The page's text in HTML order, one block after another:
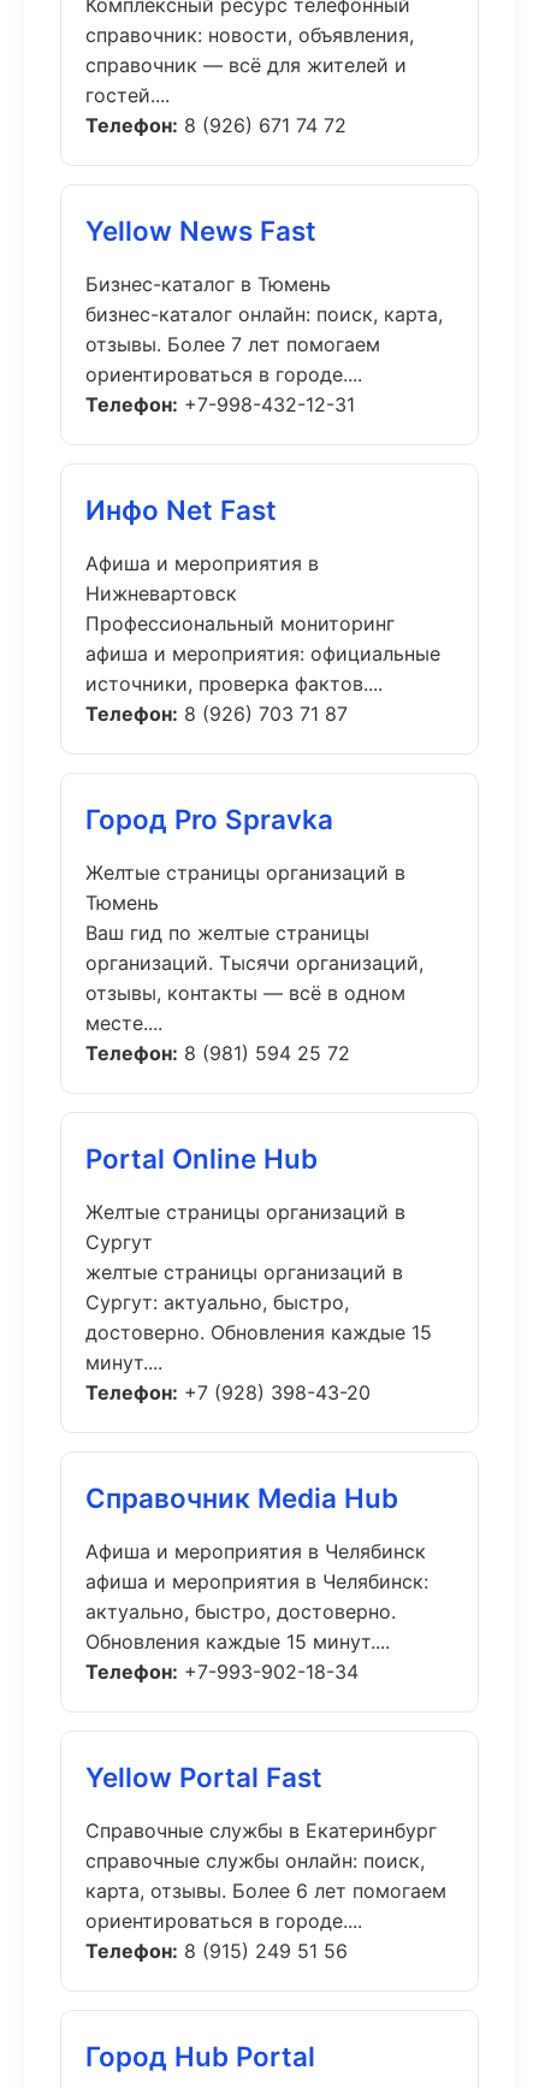
Комплексный ресурс телефонный
справочник: новости, объявления,
справочник — всё для жителей и
гостей....
Телефон: 8 (926) 671 74 72
Yellow News Fast
Бизнес-каталог в Тюмень
бизнес-каталог онлайн: поиск, карта,
отзывы. Более 7 лет помогаем
ориентироваться в городе....
Телефон: +7-998-432-12-31
Инфо Net Fast
Афиша и мероприятия в
Нижневартовск
Профессиональный мониторинг
афиша и мероприятия: официальные
источники, проверка фактов....
Телефон: 8 (926) 703 71 87
Город Pro Spravka
Желтые страницы организаций в
Тюмень
Ваш гид по желтые страницы
организаций. Тысячи организаций,
отзывы, контакты — всё в одном
месте....
Телефон: 8 (981) 594 25 72
Portal Online Hub
Желтые страницы организаций в
Сургут
желтые страницы организаций в
Сургут: актуально, быстро,
достоверно. Обновления каждые 15
минут....
Телефон: +7 (928) 398-43-20
Справочник Media Hub
Афиша и мероприятия в Челябинск
афиша и мероприятия в Челябинск:
актуально, быстро, достоверно.
Обновления каждые 15 минут....
Телефон: +7-993-902-18-34
Yellow Portal Fast
Справочные службы в Екатеринбург
справочные службы онлайн: поиск,
карта, отзывы. Более 6 лет помогаем
ориентироваться в городе....
Телефон: 8 (915) 249 51 56
Город Hub Portal